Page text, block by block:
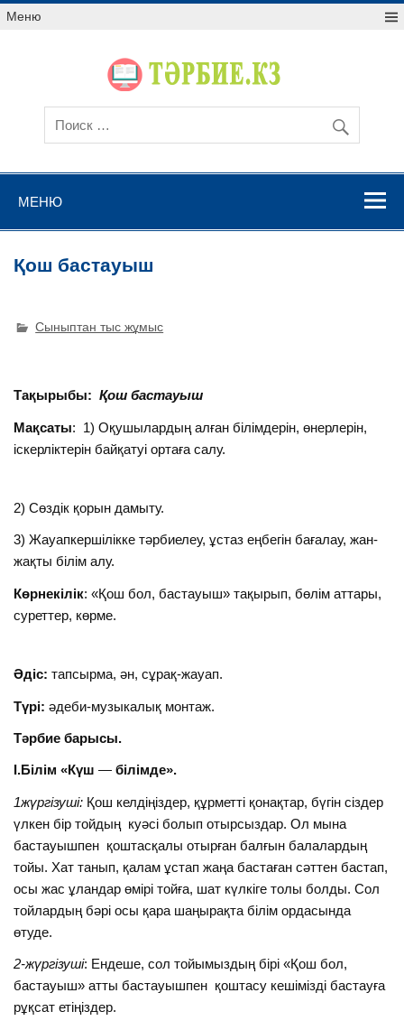
Меню
МЕНЮ
Қош бастауыш
Сыныптан тыс жұмыс
Тақырыбы:Қош бастауыш
Мақсаты: 1) Оқушылардың алған білімдерін, өнерлерін,
іскерліктерін байқатуі ортаға салу.
2) Сөздік қорын дамыту.
3) Жауапкершілікке тәрбиелеу, ұстаз еңбегін бағалау, жан-
жақты білім алу.
Көрнекілік: «Қош бол, бастауыш» тақырып, бөлім аттары,
суреттер, көрме.
Әдіс: тапсырма, ән, сұрақ-жауап.
Түрі: әдеби-музыкалық монтаж.
Тәрбие барысы.
І.Білім «Күш— білімде».
1жүргізуші: Қош келдіңіздер, құрметті қонақтар, бүгін сіздер
үлкен бір тойдың куәсі болып отырсыздар. Ол мына
бастауышпен қоштасқалы отырған балғын балалардың
тойы. Хат танып, қалам ұстап жаңа бастаған сәттен бастап,
осы жас ұландар өмірі тойға, шат күлкіге толы болды. Сол
тойлардың бәрі осы қара шаңырақта білім ордасында
өтуде.
2-жүргізуші: Ендеше, сол тойымыздың бірі «Қош бол,
бастауыш» атты бастауышпен қоштасу кешімізді бастауға
рұқсат етіңіздер.